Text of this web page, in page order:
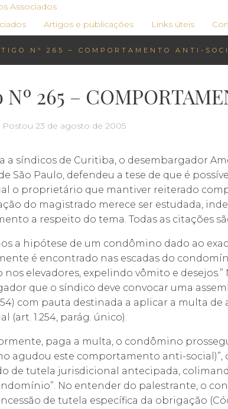
Artigos e publicações Links úteis
Nº 265 – COMPORTAMENTO ANTI-
265 –
Postou 23 de agosto de 2005
a síndicos de Curitiba, o desembargador
São Paulo, defendeu a tese de que é
o proprietário que mantiver reiterado
do magistrado merece ser estudada,
a respeito do tema. Todas as citações
a hipótese de um condômino dado ao
é encontrado nas escadas do
nos elevadores, expelindo vômito e
que o síndico deve convocar uma
com pauta destinada a aplicar a multa de
(art. 1.254, parág. único).
paga a multa, o condômino
agudou este comportamento anti-
de tutela jurisdicional antecipada,
No entender do palestrante, o
de tutela específica da obrigação